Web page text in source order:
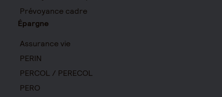
Prévoyance cadre
Épargne
Assurance vie
PERIN
PERCOL / PERECOL
PERO